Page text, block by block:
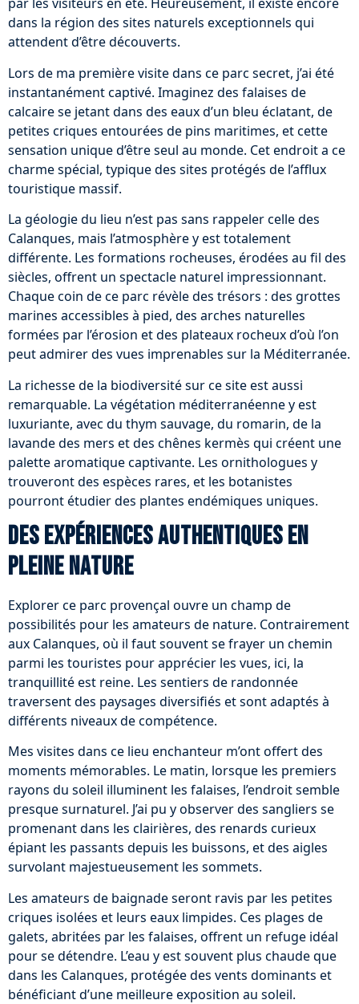
dans la région des sites naturels exceptionnels qui
attendent d’être découverts.
Lors de ma première visite dans ce parc secret, j’ai été
instantanément captivé. Imaginez des falaises de
calcaire se jetant dans des eaux d’un bleu éclatant, de
petites criques entourées de pins maritimes, et cette
sensation unique d’être seul au monde. Cet endroit a ce
charme spécial, typique des sites protégés de l’afflux
touristique massif.
La géologie du lieu n’est pas sans rappeler celle des
Calanques, mais l’atmosphère y est totalement
différente. Les formations rocheuses, érodées au fil des
siècles, offrent un spectacle naturel impressionnant.
Chaque coin de ce parc révèle des trésors : des grottes
marines accessibles à pied, des arches naturelles
formées par l’érosion et des plateaux rocheux d’où l’on
peut admirer des vues imprenables sur la Méditerranée.
La richesse de la biodiversité sur ce site est aussi
remarquable. La végétation méditerranéenne y est
luxuriante, avec du thym sauvage, du romarin, de la
lavande des mers et des chênes kermès qui créent une
palette aromatique captivante. Les ornithologues y
trouveront des espèces rares, et les botanistes
pourront étudier des plantes endémiques uniques.
Des expériences authentiques en
pleine nature
Explorer ce parc provençal ouvre un champ de
possibilités pour les amateurs de nature. Contrairement
aux Calanques, où il faut souvent se frayer un chemin
parmi les touristes pour apprécier les vues, ici, la
tranquillité est reine. Les sentiers de randonnée
traversent des paysages diversifiés et sont adaptés à
différents niveaux de compétence.
Mes visites dans ce lieu enchanteur m’ont offert des
moments mémorables. Le matin, lorsque les premiers
rayons du soleil illuminent les falaises, l’endroit semble
presque surnaturel. J’ai pu y observer des sangliers se
promenant dans les clairières, des renards curieux
épiant les passants depuis les buissons, et des aigles
survolant majestueusement les sommets.
Les amateurs de baignade seront ravis par les petites
criques isolées et leurs eaux limpides. Ces plages de
galets, abritées par les falaises, offrent un refuge idéal
pour se détendre. L’eau y est souvent plus chaude que
dans les Calanques, protégée des vents dominants et
bénéficiant d’une meilleure exposition au soleil.